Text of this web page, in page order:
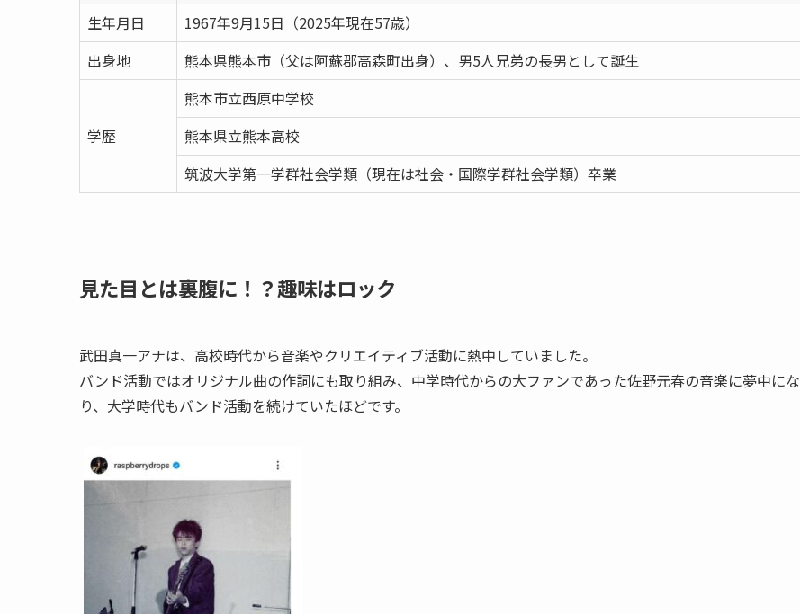
生年月日
1967年9月15日（2025年現在57歳）
出身地
熊本県熊本市（父は阿蘇郡高森町出身）、男5人兄弟の長男として誕生
学歴
熊本市立西原中学校
熊本県立熊本高校
筑波大学第一学群社会学類（現在は社会・国際学群社会学類）卒業
見た目とは裏腹に！？趣味はロック
武田真一アナは、高校時代から音楽やクリエイティブ活動に熱中していました。
バンド活動ではオリジナル曲の作詞にも取り組み、中学時代からの大ファンであった佐野元春の音楽に夢中にな
り、大学時代もバンド活動を続けていたほどです。